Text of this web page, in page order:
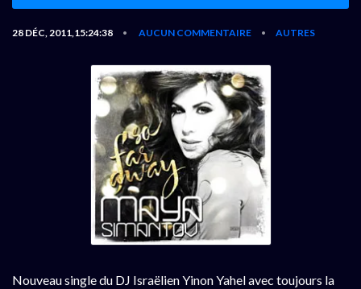
28 DÉC, 2011,15:24:38 • AUCUN COMMENTAIRE • AUTRES
Nouveau single du DJ Israëlien Yinon Yahel avec toujours la